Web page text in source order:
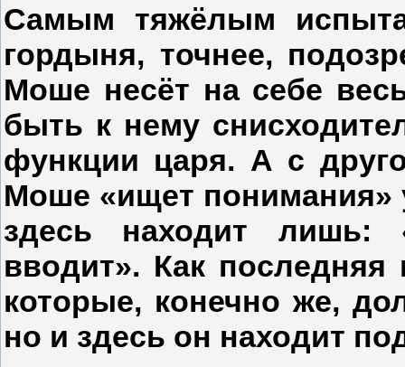
Самым тяжёлым
гордыня, точнее,
Моше несёт на себе
быть к нему
функции царя. А с
Моше «ищет понимания»
здесь находит лишь:
вводит». Как
которые, конечно же,
но и здесь он находит